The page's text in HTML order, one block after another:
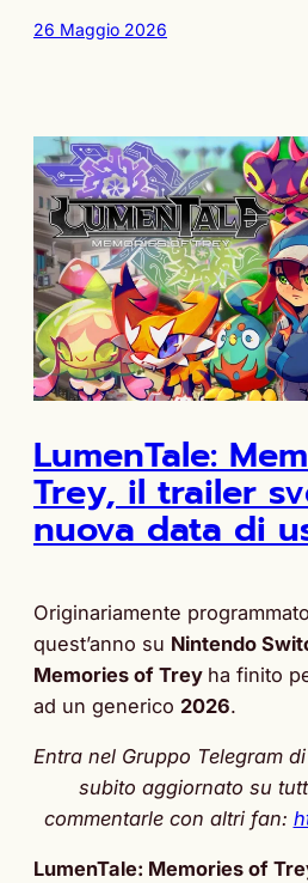
26 Maggio 2026
LumenTale:
Trey, il trailer
nuova data di
Originariamente
quest’anno su Nintendo
Memories of Trey ha finito
ad un generico 2026.
Entra nel Gruppo Telegram
subito aggiornato su
commentarle con altri fan:
LumenTale: Memories of